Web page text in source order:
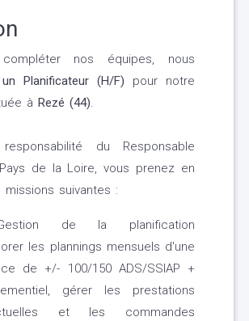
nos équipes, nous
un Planificateur (H/F) pour notre
à Rezé (44).
du Responsable
de la Loire, vous prenez en
missions suivantes :
de la planification
les plannings mensuels d'une
de +/- 100/150 ADS/SSIAP +
gérer les prestations
et les commandes